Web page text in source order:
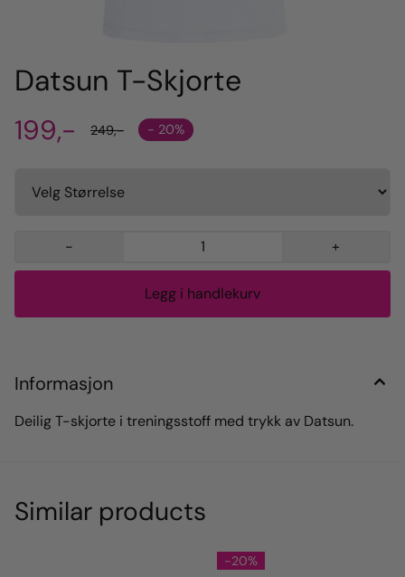
Datsun T-Skjorte
199,- 249,- - 20%
- +
Informasjon
Deilig T-skjorte i treningsstoff med trykk av Datsun.
Similar products
-20%